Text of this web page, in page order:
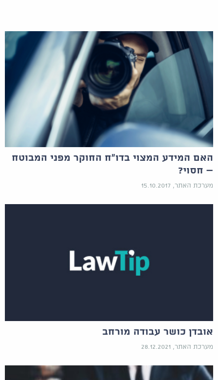
האם המידע המצוי בדו"ח החוקר מפני המבוטח
– חסוי?
מערכת האתר, 15.10.2017
אובדן כושר עבודה מורחב
מערכת האתר, 28.12.2021